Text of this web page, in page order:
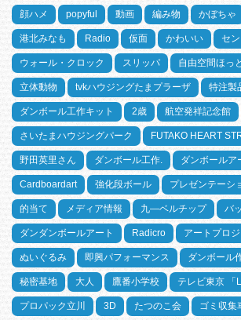
顔ハメ popyful 動画 編み物 かぼちゃ
港北みなも Radio 仮面 かわいい セ
ウォール・クロック スリッパ 自由空間ほっと
立体動物 tvkハウジングたまプラーザ 特注製
ダンボール工作キット 2歳 航空発祥記念館
さいたまハウジングパーク FUTAKO HEART
野田英里さん ダンボール工作. ダンボールア
Cardboardart 強化段ボール プレゼンテーシ
的当て メディア情報 九―ベルチップ バ
ダンダンボールアート Radicro アートプロジ
ぬいぐるみ 即興パフォーマンス ダンボール
秘密基地 大人 鷹番小学校 テレビ東京 「
プロパック立川 3D たつのこ会 ゴミ収集